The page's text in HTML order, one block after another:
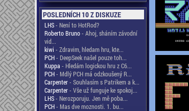
POSLEDNÍCH 10 Z DISKUZE
LHS- Není to HotRod?
Roberto Bruno- Ahoj, sháním závodní
vid...
kiwi - Zdravim, hledam hru, kte...
PCH- DeepSeek našel pouze toh...
Kuppa - Hledám logickou hru z C6...
PCH- Mdlý PCH má odzkoušený R...
Carpenter- Souhlasím s Patrikem a k...
Carpenter- Vše už funguje ke spokoj...
LHS- Nerozporuju. Jen mě poba...
PCH- Mas dve moznosti. 1. bu...